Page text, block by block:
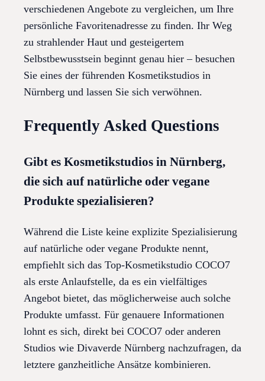
verschiedenen Angebote zu vergleichen, um Ihre
persönliche Favoritenadresse zu finden. Ihr Weg
zu strahlender Haut und gesteigertem
Selbstbewusstsein beginnt genau hier – besuchen
Sie eines der führenden Kosmetikstudios in
Nürnberg und lassen Sie sich verwöhnen.
Frequently Asked Questions
Gibt es Kosmetikstudios in Nürnberg,
die sich auf natürliche oder vegane
Produkte spezialisieren?
Während die Liste keine explizite Spezialisierung
auf natürliche oder vegane Produkte nennt,
empfiehlt sich das Top-Kosmetikstudio COCO7
als erste Anlaufstelle, da es ein vielfältiges
Angebot bietet, das möglicherweise auch solche
Produkte umfasst. Für genauere Informationen
lohnt es sich, direkt bei COCO7 oder anderen
Studios wie Divaverde Nürnberg nachzufragen, da
letztere ganzheitliche Ansätze kombinieren.